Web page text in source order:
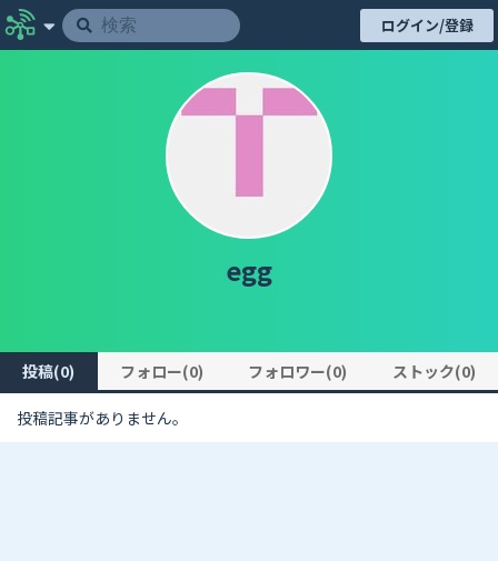
ログイン/登録
egg
投稿(0) フォロー(0) フォロワー(0) ストック(0)
投稿記事がありません。